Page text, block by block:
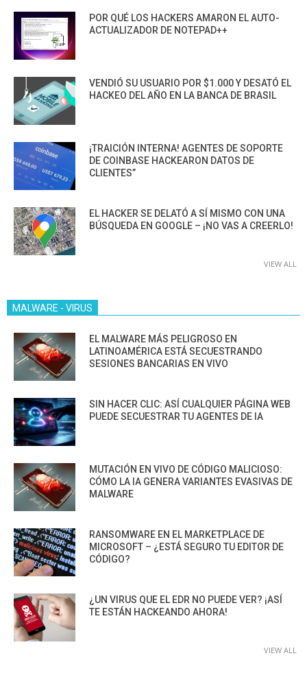
POR QUÉ LOS HACKERS AMARON EL AUTO-
ACTUALIZADOR DE NOTEPAD++
VENDIÓ SU USUARIO POR $1.000 Y DESATÓ EL
HACKEO DEL AÑO EN LA BANCA DE BRASIL
¡TRAICIÓN INTERNA! AGENTES DE SOPORTE
DE COINBASE HACKEARON DATOS DE
CLIENTES”
EL HACKER SE DELATÓ A SÍ MISMO CON UNA
BÚSQUEDA EN GOOGLE – ¡NO VAS A CREERLO!
VIEW ALL
MALWARE - VIRUS
EL MALWARE MÁS PELIGROSO EN
LATINOAMÉRICA ESTÁ SECUESTRANDO
SESIONES BANCARIAS EN VIVO
SIN HACER CLIC: ASÍ CUALQUIER PÁGINA WEB
PUEDE SECUESTRAR TU AGENTES DE IA
MUTACIÓN EN VIVO DE CÓDIGO MALICIOSO:
CÓMO LA IA GENERA VARIANTES EVASIVAS DE
MALWARE
RANSOMWARE EN EL MARKETPLACE DE
MICROSOFT – ¿ESTÁ SEGURO TU EDITOR DE
CÓDIGO?
¿UN VIRUS QUE EL EDR NO PUEDE VER? ¡ASÍ
TE ESTÁN HACKEANDO AHORA!
VIEW ALL